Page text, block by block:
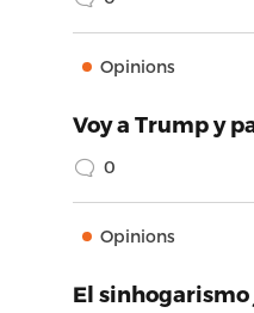
Opinions
Voy a Trump y
0
Opinions
El